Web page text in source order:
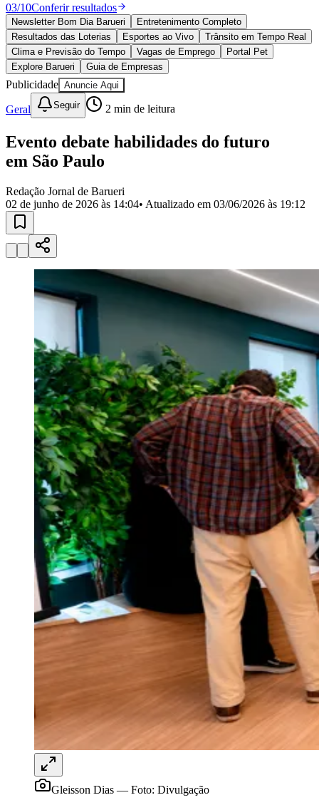
Esportes
Saúde
Segurança
Cultura
Meio Ambiente
Obras
Educação
Bairros de Barueri
Selecione sua regiãoPara notícias da sua região
JubranBelvalBethavilleBoa
VistaCalifórnia CarapicuíbaCentroChácaras MarcoCidades da
Região
Militar
Califórnia Jardim dos Altos
Esperança Jardim Graziela
Jardim PaulistaJardim ReginaliceJardim São
Jardim São Pedro Jardim São Silvestre Jardim Silveira
Jardim
Jardim Tupanci Nova AldeinhaOsasco
Parque Imperial Parque VianaPirapora
Recanto Phrynéa
ParnaíbaSilveiraTamboré Vale do Sol Vila Boa VistaVila
do CondeVila Engenho NovoVila Márcia
Vila Nossa Sra. da
EscadaVila PortoVotupoca
Para Sua Empresa
Anuncie no Portal
Guia de Empresas
Divulgar VagasNovo
Publicidade Legal
Negócios Regionais
Turismo
Segurança Regional
Hospitais Estaduais
Parques & Represas
Cidades da Região
Santana de ParnaíbaOsasco Jandira ItapeviCotia
Pirapora
do Bom JesusAraçariguama CaieirasFranco da
Francisco Morato Taboão da Serra Embu das ArtesSão Roque
Para Sua Empresa
Anuncie Regional
Guia de Empresas
Vagas na Região
Hub de Negócios
Selo Verificado
Portal Educacional
Agenda de Vestibulares
Vagas de Emprego
Panorama Econômico
Panorama Econômico
03/10Conferir resultados
Newsletter Bom Dia Barueri
Entretenimento Completo
Resultados das Loterias
Esportes ao Vivo
Trânsito em Tempo Real
Clima e Previsão do Tempo
Vagas de Emprego
Portal Pet
Explore Barueri
Guia de Empresas
Publicidade Anuncie Aqui
Geral Seguir 2 min de leitura
Evento debate habilidades do futuro
em São Paulo
Redação Jornal de Barueri
02 de junho de 2026 às 14:04• Atualizado em 03/06/2026 às 19:12
Gleisson Dias — Foto: Divulgação